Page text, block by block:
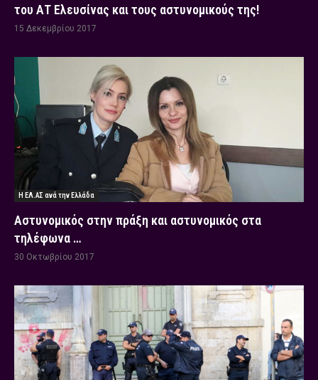
του ΑΤ Ελευσίνας και τους αστυνομικούς της!
15 Δεκεμβρίου 2017
Η ΕΛ.ΑΣ ανά την Ελλάδα
Αστυνομικός στην πράξη και αστυνομικός στα
τηλέφωνα …
30 Οκτωβρίου 2017